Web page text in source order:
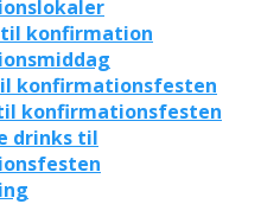
konfirmation
konfirmationsfesten
konfirmationsfesten
drinks til